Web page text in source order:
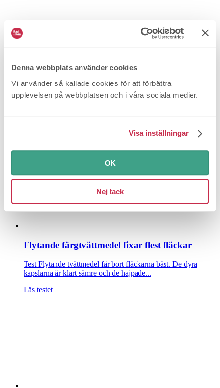
Denna webbplats använder cookies
Vi använder så kallade cookies för att förbättra
upplevelsen på webbplatsen och i våra sociala medier.
Visa inställningar
OK
Nej tack
Nissan stänger ner sitt informationssystem
2026-06-24 Bilar och fordonJag har köpt en
begagnad Nissan, som har ett informationssystem som
Flytande färgtvättmedel fixar flest fläckar
Test Flytande tvättmedel får bort fläckarna bäst. De dyra
kapslarna är klart sämre och de hajpade...
Läs testet